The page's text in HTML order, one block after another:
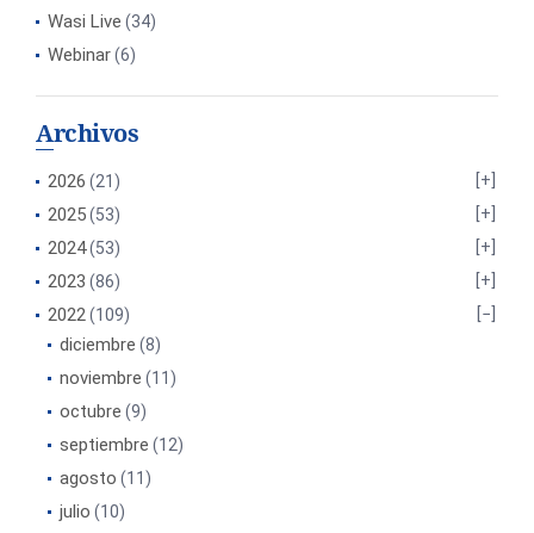
Wasi Live (34)
Webinar(6)
Archivos
2026 (21)
2025(53)
2024(53)
2023 (86)
2022(109)
diciembre (8)
noviembre (11)
octubre (9)
septiembre (12)
agosto (11)
julio (10)